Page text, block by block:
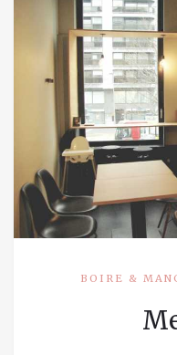
BOIRE &